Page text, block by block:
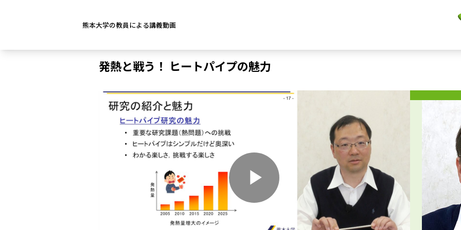
熊本大学の教員による講義動画
発熱と戦う！ ヒートパイプの魅力
P